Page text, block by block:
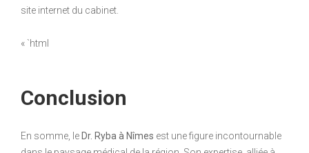
site internet du cabinet.
« `html
Conclusion
En somme, le Dr. Ryba à Nîmes est une figure incontournable